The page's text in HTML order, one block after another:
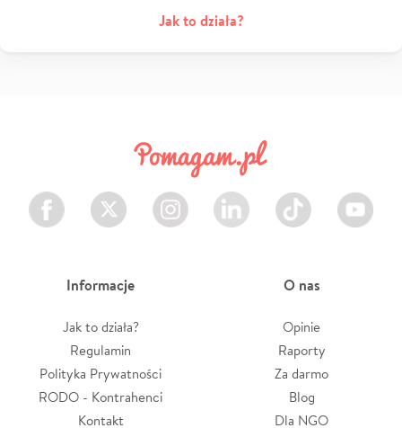
Jak to działa?
Facebook Twitter Instagram LinkedIn TikTok Youtube
Informacje
Jak to działa?
Regulamin
Polityka Prywatności
RODO - Kontrahenci
Kontakt
O nas
Opinie
Raporty
Za darmo
Blog
Dla NGO